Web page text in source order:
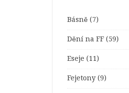
Básně (7)
Dění na FF (59)
Eseje (11)
Fejetony (9)